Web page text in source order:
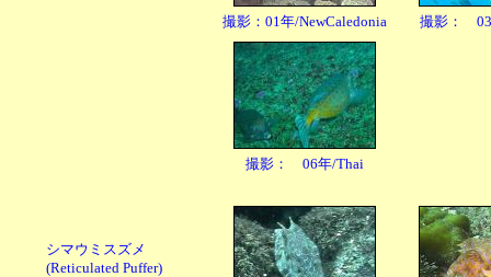
撮影：01年/NewCaledonia 撮影： 03
撮影： 06年/Thai
シマウミスズメ
(Reticulated Puffer)